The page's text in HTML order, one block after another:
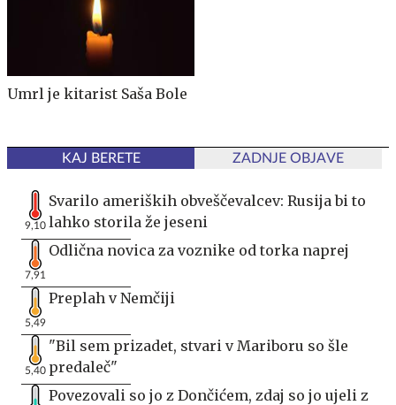
Umrl je kitarist Saša Bole
KAJ BERETE ZADNJE OBJAVE
9,10
Svarilo ameriških obveščevalcev: Rusija bi to
lahko storila že jeseni
7,91
Odlična novica za voznike od torka naprej
5,49
Preplah v Nemčiji
5,40
"Bil sem prizadet, stvari v Mariboru so šle
predaleč"
Povezovali so jo z Dončićem, zdaj so jo ujeli z